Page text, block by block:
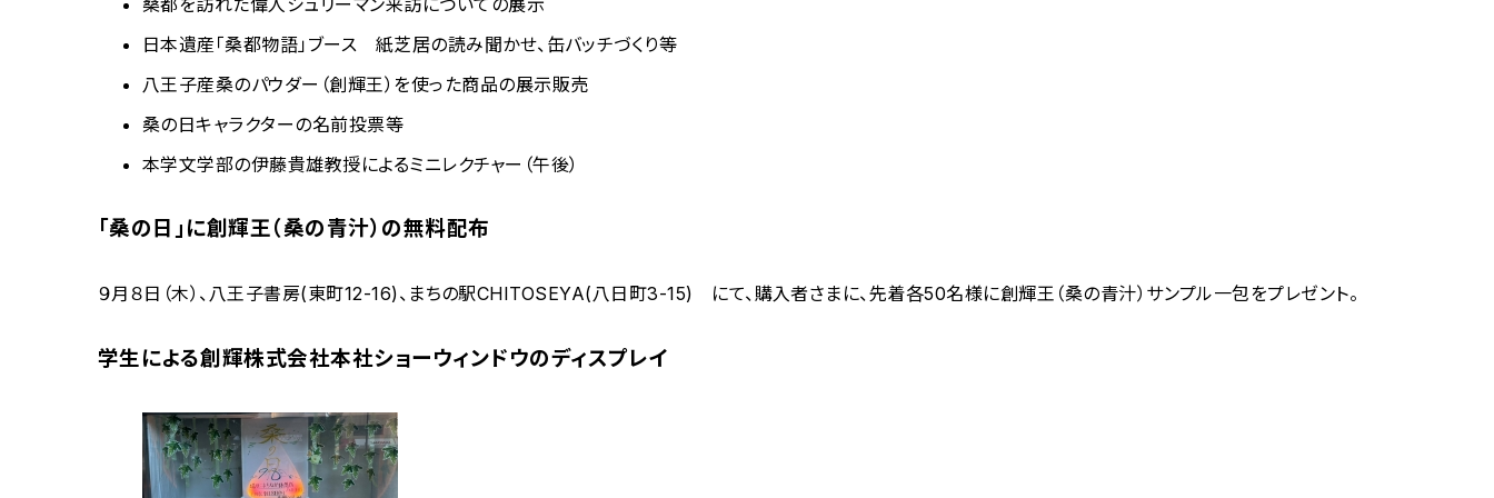
日本遺産「桑都物語」ブース 紙芝居の読み聞かせ、缶バッチづくり等
八王子産桑のパウダー（創輝王）を使った商品の展示販売
桑の日キャラクターの名前投票等
本学文学部の伊藤貴雄教授によるミニレクチャー（午後）
「桑の日」に創輝王（桑の青汁）の無料配布
９月８日（木）、八王子書房(東町12-16)、まちの駅CHITOSEYA(八日町3-15) にて、購入者さまに、先着各50名様に創輝王（桑の青汁）サンプル一包をプレゼント。
学生による創輝株式会社本社ショーウィンドウのディスプレイ